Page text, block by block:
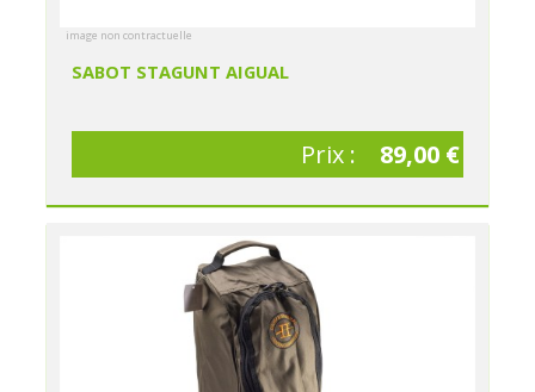
image non contractuelle
SABOT STAGUNT AIGUAL
Prix : 89,00 €